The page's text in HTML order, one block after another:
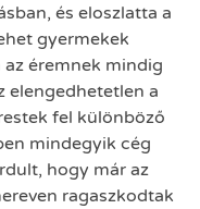
és eloszlatta a
gyermekek
éremnek mindig
elengedhetetlen a
fel különböző
mindegyik cég
hogy már az
ragaszkodtak